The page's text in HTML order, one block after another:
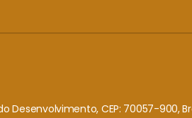
Desenvolvimento, CEP: 70057-900,